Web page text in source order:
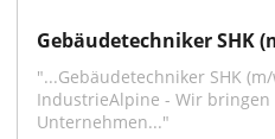
Gebäudetechniker SHK
"...Gebäudetechniker SHK
IndustrieAlpine - Wir bringen
Unternehmen..."